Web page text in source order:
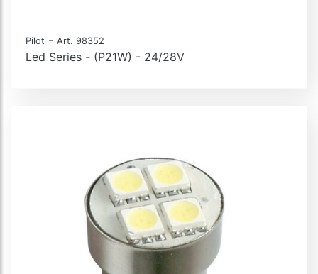
Pilot - Art. 98352
Led Series - (P21W) - 24/28V